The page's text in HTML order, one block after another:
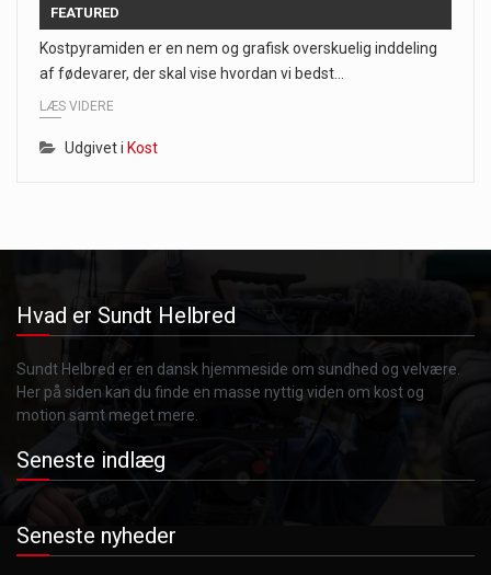
FEATURED
Kostpyramiden er en nem og grafisk overskuelig inddeling
af fødevarer, der skal vise hvordan vi bedst…
LÆS VIDERE
Udgivet i Kost
Hvad er Sundt Helbred
Sundt Helbred er en dansk hjemmeside om sundhed og velvære.
Her på siden kan du finde en masse nyttig viden om kost og
motion samt meget mere.
Seneste indlæg
Seneste nyheder